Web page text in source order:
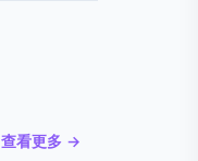
查看更多 →